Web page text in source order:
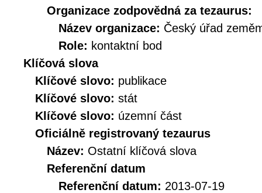
Organizace zodpovědná za tezaurus:
Název organizace: Český úřad
Role: kontaktní bod
Klíčová slova
Klíčové slovo: publikace
Klíčové slovo: stát
Klíčové slovo: územní část
Oficiálně registrovaný tezaurus
Název: Ostatní klíčová slova
Referenční datum
Referenční datum: 2013-07-19